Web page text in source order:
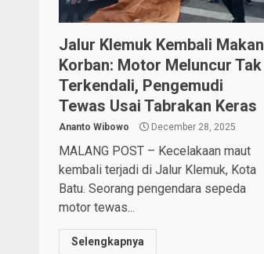
Jalur Klemuk Kembali Makan
Korban: Motor Meluncur Tak
Terkendali, Pengemudi
Tewas Usai Tabrakan Keras
Ananto Wibowo December 28, 2025
MALANG POST – Kecelakaan maut
kembali terjadi di Jalur Klemuk, Kota
Batu. Seorang pengendara sepeda
motor tewas...
Selengkapnya